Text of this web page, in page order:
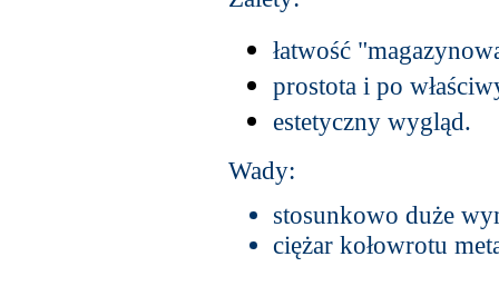
łatwość
prostota i po
estetyczny wygląd.
Wady:
stosunkowo duże
ciężar kołowrotu